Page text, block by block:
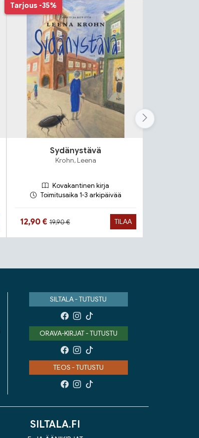
Tarjous -35%
Sydänystävä
Krohn, Leena
Kovakantinen kirja
Toimitusaika 1-3 arkipäivää
Hinta nyt
12,90 € Hinta aiemmin
19,90 € TILAA
SILTALA - TUTUSTU
ORAVA-KIRJAT - TUTUSTU
TEOS - TUTUSTU
SILTALA.FI